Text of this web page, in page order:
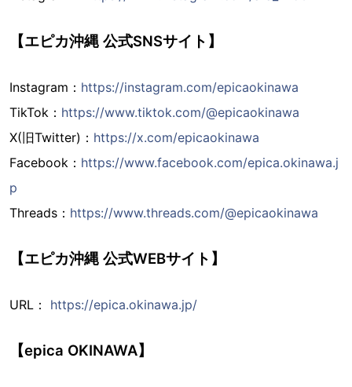
【エピカ沖縄 公式SNSサイト】
Instagram： https://instagram.com/epicaokinawa
TikTok： https://www.tiktok.com/@epicaokinawa
X(旧Twitter)： https://x.com/epicaokinawa
Facebook： https://www.facebook.com/epica.okinawa.j
p
Threads： https://www.threads.com/@epicaokinawa
【エピカ沖縄 公式WEBサイト】
URL： https://epica.okinawa.jp/
【epica OKINAWA】